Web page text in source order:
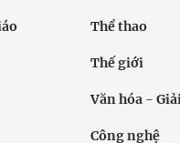
Thể thao
Thế giới
Văn hóa -
Công nghệ